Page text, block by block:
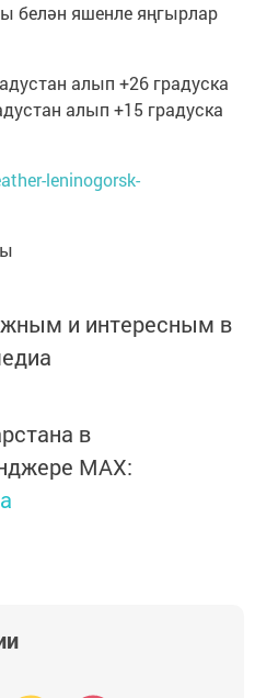
белән яшенле яңгырлар
алып +26 градуска
алып +15 градуска
leninogorsk-
и интересным в
в
MАХ: